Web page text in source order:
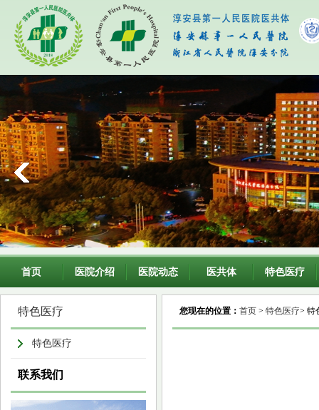
首页 医院介绍 医院动态 医共体 特色医疗
特色医疗
特色医疗
联系我们
您现在的位置： 首页 > 特色医疗> 特